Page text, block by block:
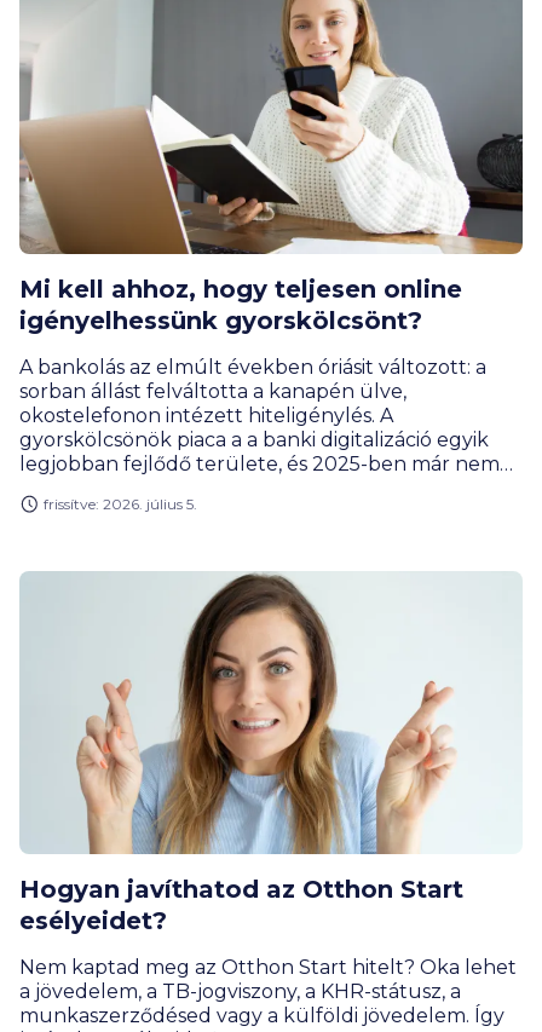
Mi kell ahhoz, hogy teljesen online
igényelhessünk gyorskölcsönt?
A bankolás az elmúlt években óriásit változott: a
sorban állást felváltotta a kanapén ülve,
okostelefonon intézett hiteligénylés. A
gyorskölcsönök piaca a a banki digitalizáció egyik
legjobban fejlődő területe, és 2025-ben már nem
az, hogyan kaphatjuk meg a pénzt a lehető
frissítve: 2026. július 5.
Hogyan javíthatod az Otthon Start
esélyeidet?
Nem kaptad meg az Otthon Start hitelt? Oka lehet
a jövedelem, a TB-jogviszony, a KHR-státusz, a
munkaszerződésed vagy a külföldi jövedelem. Így